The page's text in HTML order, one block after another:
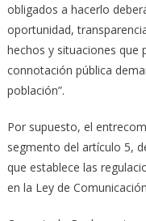
obligados a hacerlo
oportunidad,
hechos y situaciones que
connotación pública
población”.
Por supuesto, el
segmento del artículo 5,
que establece las
en la Ley de